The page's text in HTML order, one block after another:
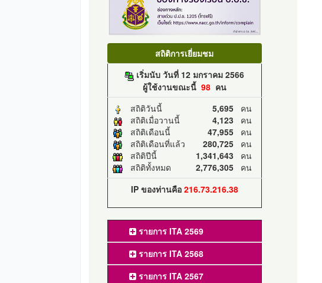
สถิติการเยี่ยมชม
เริ่มนับ วันที่ 12 มกราคม 2566
ผู้ใช้งานขณะนี้ 98คน
สถิติวันนี้
5,695คน
สถิติเมื่อวานนี้
4,123คน
สถิติเดือนนี้
47,955คน
สถิติเดือนที่แล้ว
280,725คน
สถิติปีนี้
1,341,643คน
สถิติทั้งหมด
2,776,305คน
IP ของท่านคือ 216.73.216.38
รายการ ITA 2569
รายการ ITA 2568
รายการ ITA 2567